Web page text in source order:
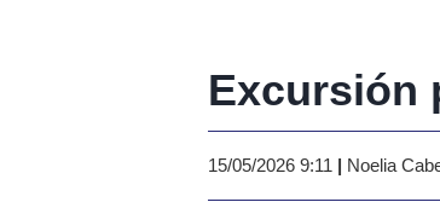
Excursión
15/05/2026 9:11 | Noelia